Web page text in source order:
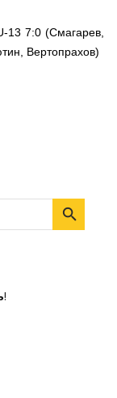
!
13 7:0 (Смагарев,
Вертопрахов)